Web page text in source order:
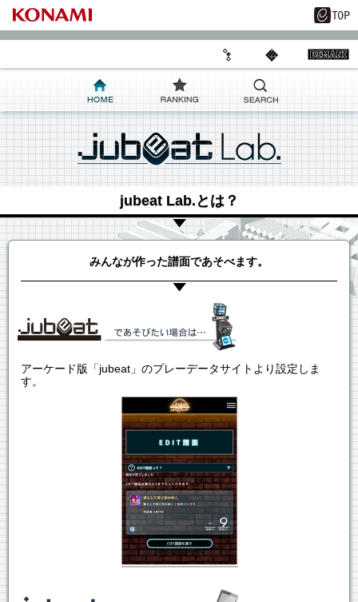
jubeat Lab.とは？
みんなが作った譜面であそべます。
アーケード版「jubeat」のプレーデータサイトより設定しま
す。